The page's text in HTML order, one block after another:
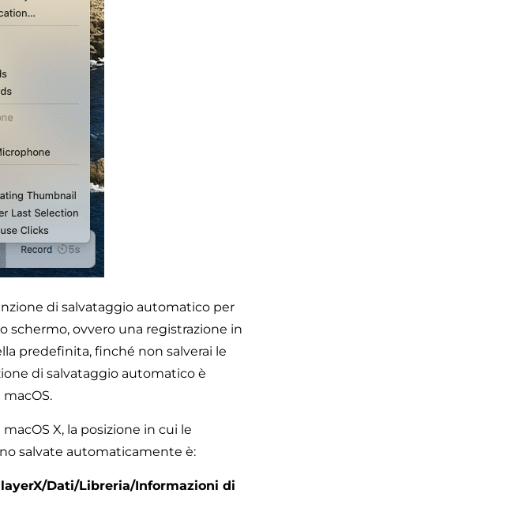
di salvataggio automatico per
schermo, ovvero una registrazione in
predefinita, finché non salverai le
di salvataggio automatico è
X, la posizione in cui le
salvate automaticamente è:
Dati/Libreria/Informazioni di